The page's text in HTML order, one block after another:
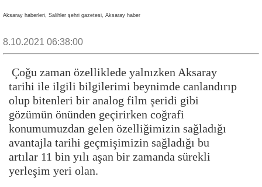
Aksaray haberleri, Salihler şehri gazetesi, Aksaray haber
8.10.2021 06:38:00
Çoğu zaman özelliklede yalnızken Aksaray
tarihi ile ilgili bilgilerimi beynimde canlandırıp
olup bitenleri bir analog film şeridi gibi
gözümün önünden geçirirken coğrafi
konumumuzdan gelen özelliğimizin sağladığı
avantajla tarihi geçmişimizin sağladığı bu
artılar 11 bin yılı aşan bir zamanda sürekli
yerleşim yeri olan.